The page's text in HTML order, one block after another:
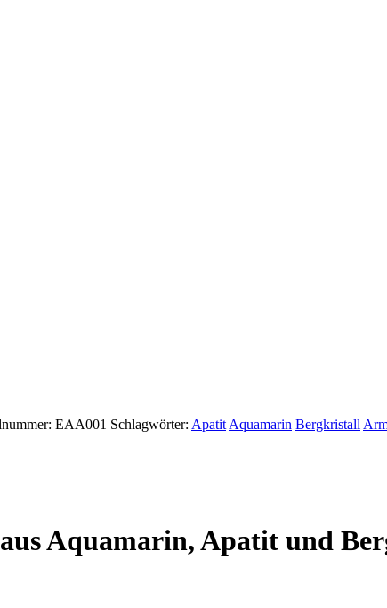
EAA001 Schlagwörter: Apatit Aquamarin Bergkristall
Aquamarin, Apatit und